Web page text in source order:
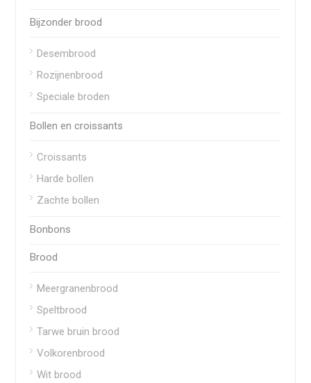
Bijzonder brood
Desembrood
Rozijnenbrood
Speciale broden
Bollen en croissants
Croissants
Harde bollen
Zachte bollen
Bonbons
Brood
Meergranenbrood
Speltbrood
Tarwe bruin brood
Volkorenbrood
Wit brood